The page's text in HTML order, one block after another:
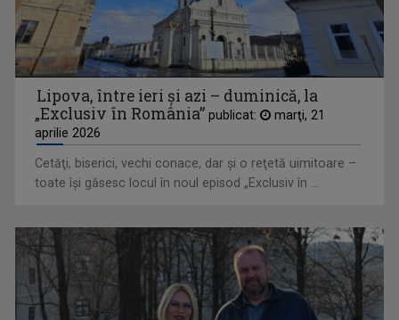
CRISTIAN TABĂRĂ
Cristian Tabără s-a născut la Oradea pe 30 ...
Lipova, între ieri și azi – duminică, la
„Exclusiv în România” publicat:
marţi, 21
aprilie 2026
Cetăţi, biserici, vechi conace, dar şi o reţetă uimitoare –
toate îşi găsesc locul în noul episod „Exclusiv în ...